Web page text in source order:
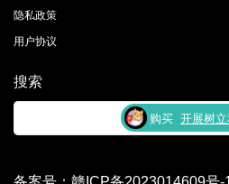
隐私政策
用户协议
搜索
购买 开展树